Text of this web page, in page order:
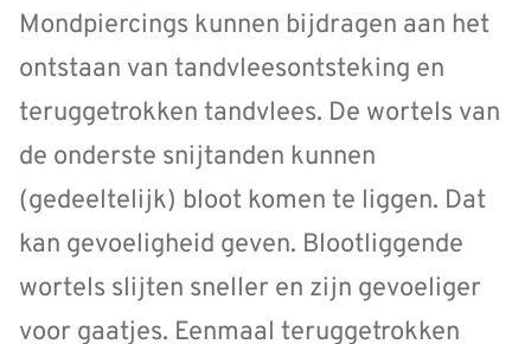
Mondpiercings kunnen bijdragen aan het
ontstaan van tandvleesontsteking en
teruggetrokken tandvlees. De wortels van
de onderste snijtanden kunnen
(gedeeltelijk) bloot komen te liggen. Dat
kan gevoeligheid geven. Blootliggende
wortels slijten sneller en zijn gevoeliger
voor gaatjes. Eenmaal teruggetrokken